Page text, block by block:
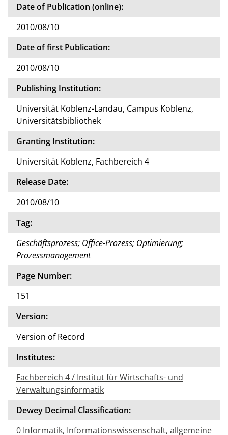
Date of Publication (online):
2010/08/10
Date of first Publication:
2010/08/10
Publishing Institution:
Universität Koblenz-Landau, Campus Koblenz,
Universitätsbibliothek
Granting Institution:
Universität Koblenz, Fachbereich 4
Release Date:
2010/08/10
Tag:
Geschäftsprozess; Office-Prozess; Optimierung;
Prozessmanagement
Page Number:
151
Version:
Version of Record
Institutes:
Fachbereich 4 / Institut für Wirtschafts- und
Verwaltungsinformatik
Dewey Decimal Classification:
0 Informatik, Informationswissenschaft, allgemeine